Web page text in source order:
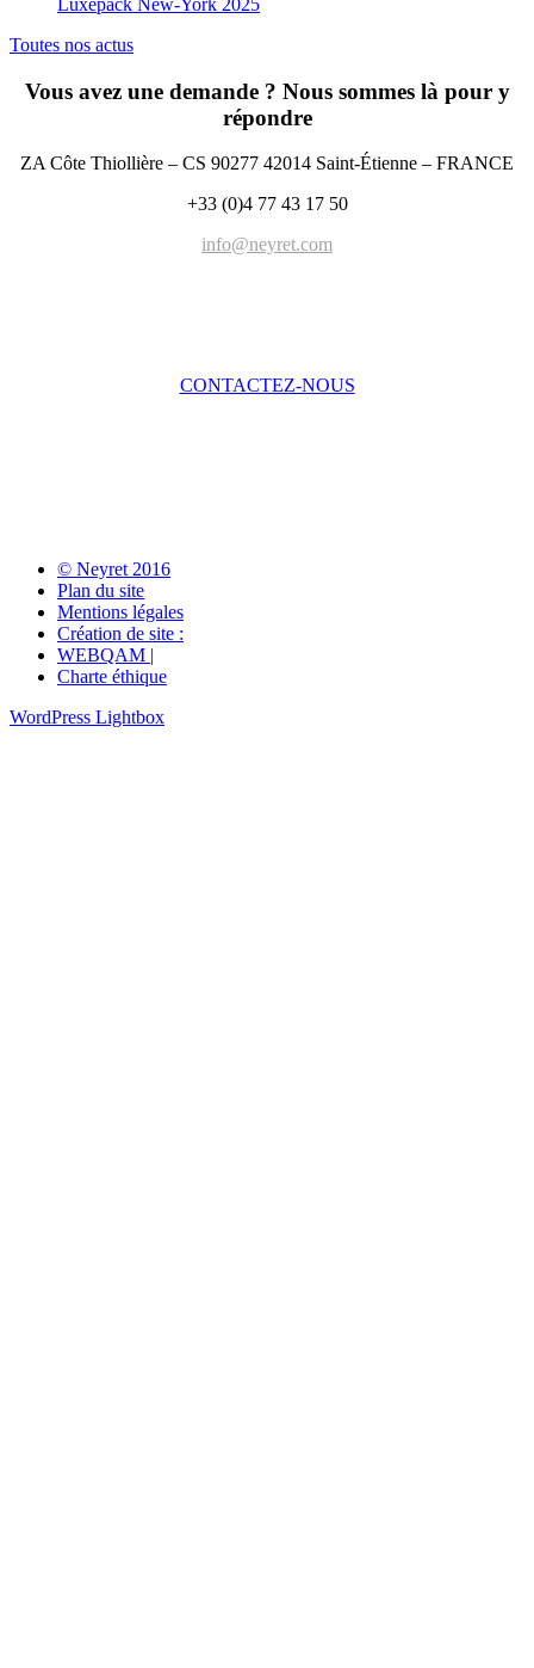
Luxepack New-York 2025
Toutes nos actus
Vous avez une demande ? Nous sommes là pour y
répondre
ZA Côte Thiollière – CS 90277 42014 Saint-Étienne – FRANCE
+33 (0)4 77 43 17 50
info@neyret.com
CONTACTEZ-NOUS
© Neyret 2016
Plan du site
Mentions légales
Création de site :
WEBQAM |
Charte éthique
WordPress Lightbox